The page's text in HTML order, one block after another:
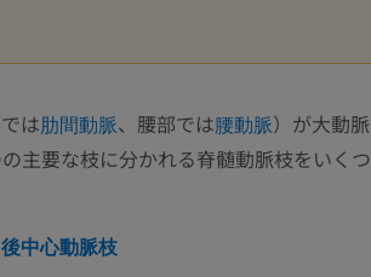
では肋間動脈、腰部では腰動脈）が大動脈
主要な枝に分かれる脊髄動脈枝をいくつ
後中心動脈枝